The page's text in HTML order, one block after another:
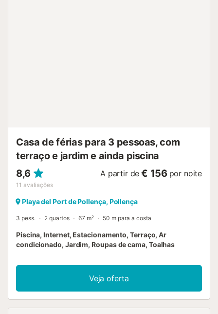
Casa de férias para 3 pessoas, com
terraço e jardim e ainda piscina
8,6
11 avaliações
A partir de € 156 por noite
Playa del Port de Pollença, Pollença
3 pess. 2 quartos 67 m² 50 m para a costa
Piscina, Internet, Estacionamento, Terraço, Ar
condicionado, Jardim, Roupas de cama, Toalhas
Veja oferta